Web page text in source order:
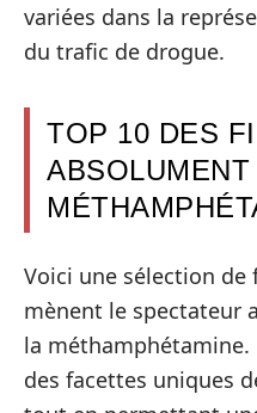
variées dans la
du trafic de drogue.
TOP 10 DES
Voici une sélection
mènent le spectateur
la méthamphétamine.
des facettes uniques